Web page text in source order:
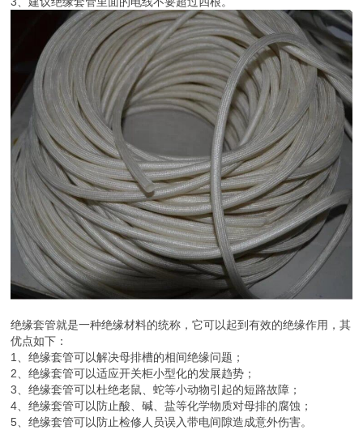
绝缘套管就是一种绝缘材料的统称，它可以起到有效的绝缘作用，其
优点如下：
1、绝缘套管可以解决母排槽的相间绝缘问题；
2、绝缘套管可以适应开关柜小型化的发展趋势；
3、绝缘套管可以杜绝老鼠、蛇等小动物引起的短路故障；
4、绝缘套管可以防止酸、碱、盐等化学物质对母排的腐蚀；
5、绝缘套管可以防止检修人员误入带电间隙造成意外伤害。